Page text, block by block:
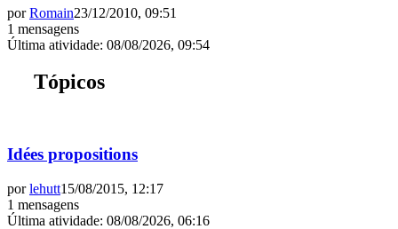
por Romain23/12/2010, 09:51
1 mensagens
Última atividade: 08/08/2026, 09:54
Tópicos
Idées propositions
por lehutt15/08/2015, 12:17
1 mensagens
Última atividade: 08/08/2026, 06:16